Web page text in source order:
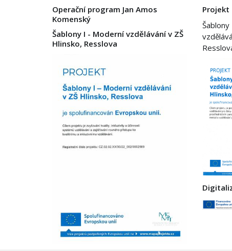
Operační program Jan Amos
Komenský
Šablony I - Moderní vzdělávání v ZŠ
Hlinsko, Resslova
Projekt